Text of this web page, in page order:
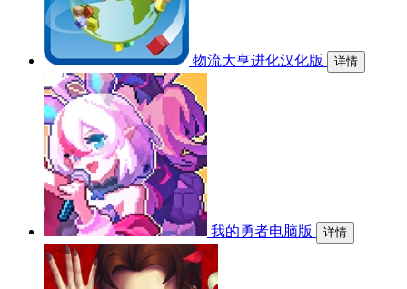
物流大亨进化汉化版 详情
我的勇者电脑版 详情